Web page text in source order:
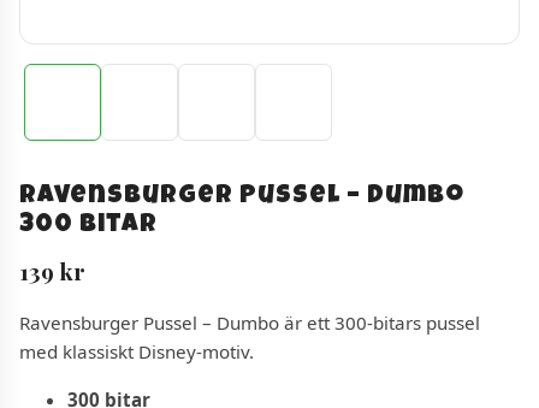
Ravensburger Pussel – Dumbo
300 bitar
139 kr
Ravensburger Pussel – Dumbo är ett 300-bitars pussel
med klassiskt Disney-motiv.
300 bitar